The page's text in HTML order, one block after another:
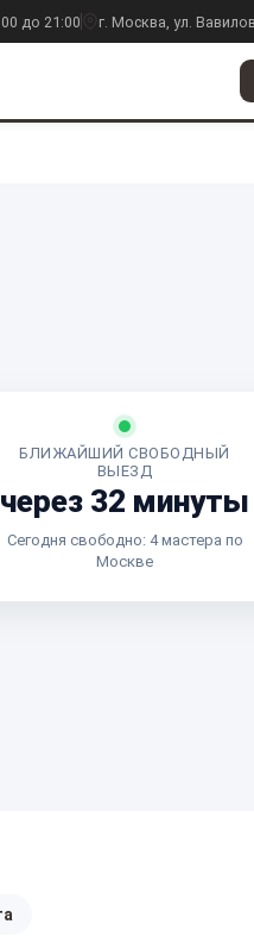
до 21:00 г. Москва, ул.
БЛИЖАЙШИЙ СВОБОДНЫЙ
ВЫЕЗД
через 32 минуты
Сегодня свободно: 4 мастера по
Москве